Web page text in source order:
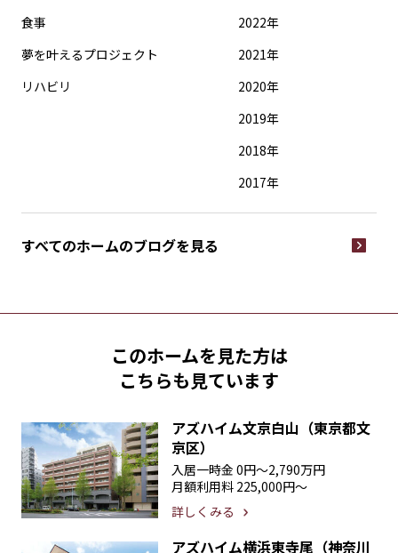
食事
夢を叶えるプロジェクト
リハビリ
2022年
2021年
2020年
2019年
2018年
2017年
すべてのホームのブログを見る
このホームを見た方は
こちらも見ています
アズハイム文京白山（東京都文
京区）
入居一時金 0円〜2,790万円
月額利用料 225,000円〜
詳しくみる
アズハイム横浜東寺尾（神奈川